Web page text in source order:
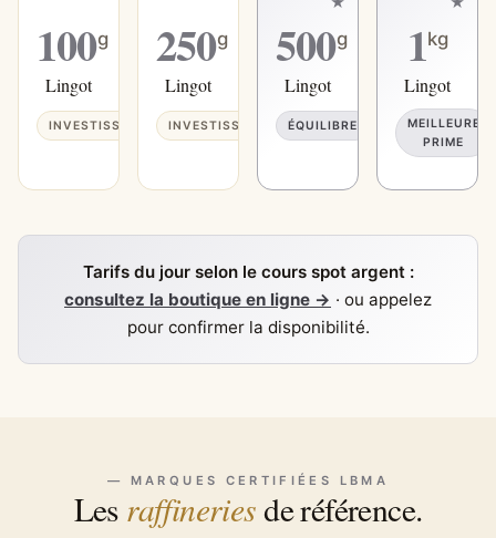
100g
Lingot
INVESTISSEMENT
250g
Lingot
INVESTISSEMENT
500g
Lingot
ÉQUILIBRE
1kg
Lingot
MEILLEURE
PRIME
Tarifs du jour selon le cours spot argent :
consultez la boutique en ligne → · ou appelez
pour confirmer la disponibilité.
— MARQUES CERTIFIÉES LBMA
Les raffineriesde référence.